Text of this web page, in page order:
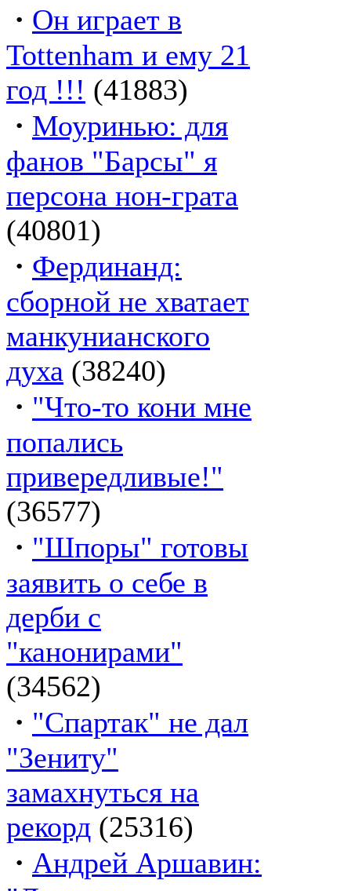
· Он играет в
Tottenham и ему 21
год !!! (41883)
· Моуринью: для
фанов "Барсы" я
персона нон-грата
(40801)
· Фердинанд:
сборной не хватает
манкунианского
духа (38240)
· "Что-то кони мне
попались
привередливые!"
(36577)
· "Шпоры" готовы
заявить о себе в
дерби с
"канонирами"
(34562)
· "Спартак" не дал
"Зениту"
замахнуться на
рекорд (25316)
· Андрей Аршавин: